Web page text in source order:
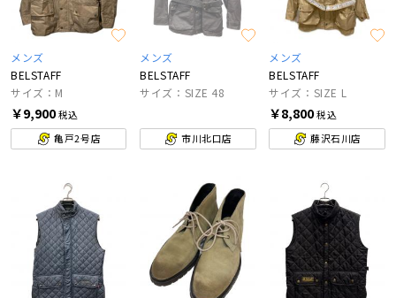
メンズ
BELSTAFF
サイズ：M
￥9,900税込
亀戸2号店
メンズ
BELSTAFF
サイズ：SIZE 48
市川北口店
メンズ
BELSTAFF
サイズ：SIZE L
￥8,800税込
藤沢石川店